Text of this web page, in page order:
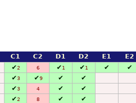
C1 C2 D1 D2 E1 E2
✔2 6 ✔1 ✔1 ✔ ✔
✔3 ✔9 ✔ ✔
✔3 4 ✔ ✔
✔2 8 ✔ ✔